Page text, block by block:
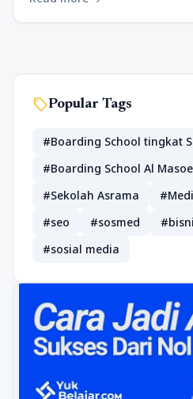
sellPopular Tags
#Boarding School tingkat
#Boarding School Al
#Sekolah Asrama
#seo
#sosmed
#sosial media